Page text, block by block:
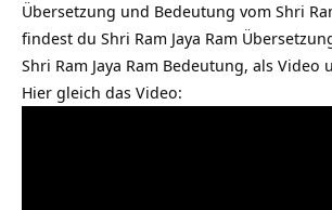
Übersetzung und Bedeutung vom Shri
findest du Shri Ram Jaya Ram
Shri Ram Jaya Ram Bedeutung, als Video
Hier gleich das Video: